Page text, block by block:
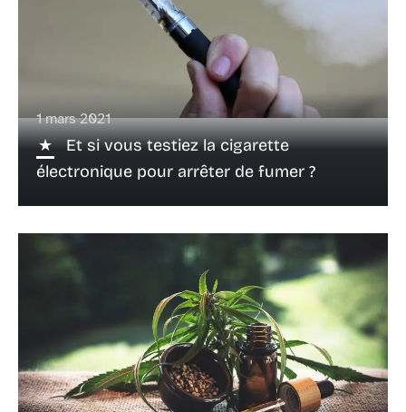
1 mars 2021
Et si vous testiez la cigarette
électronique pour arrêter de fumer ?